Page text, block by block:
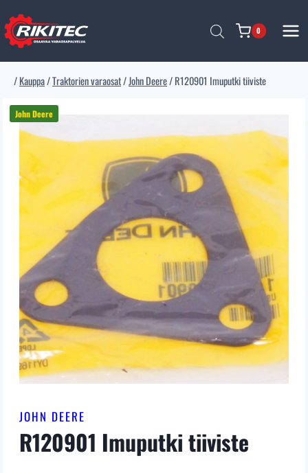
sisältöön
0
/Kauppa/Traktorien varaosat/John Deere/R120901 Imuputki tiiviste
JOHN DEERE
R120901 Imuputki tiiviste